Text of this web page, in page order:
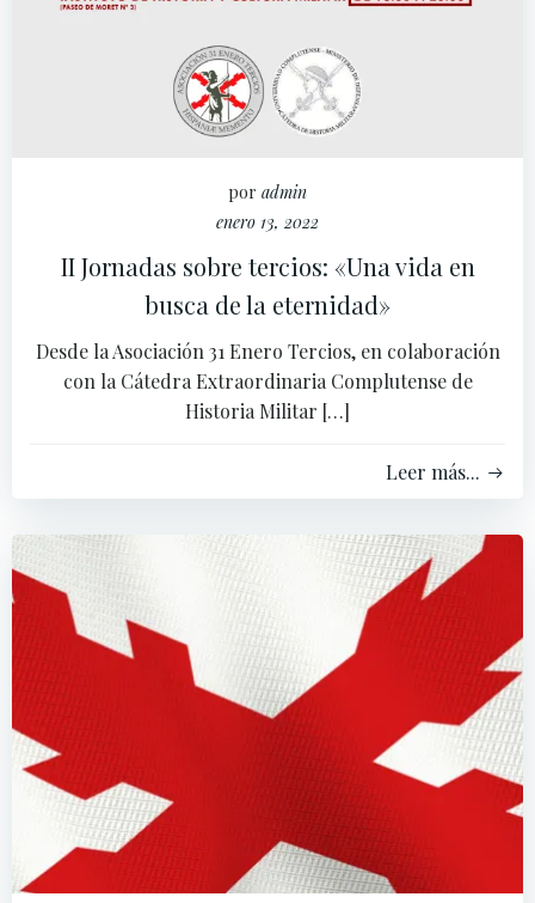
por admin
enero 13, 2022
II Jornadas sobre tercios: «Una vida en
busca de la eternidad»
Desde la Asociación 31 Enero Tercios, en colaboración
con la Cátedra Extraordinaria Complutense de
Historia Militar […]
Leer más...